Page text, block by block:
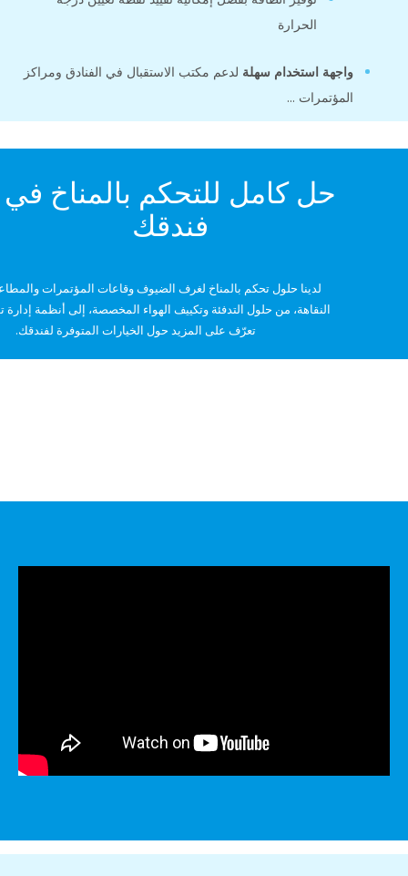
استخدام سهلةلدعم مكتب الاستقبال في الفنادق ومراكز
حل كامل للتحكم بالمناخ في
فندقك
لدينا حلول تحكم بالمناخ لغرف الضيوف وقاعات المؤتمرات والمطاعم ومرافق
النقاهة، من حلول التدفئة وتكييف الهواء المخصصة، إلى أنظمة إدارة توفير الطاقة.
تعرّف على المزيد حول الخيارات المتوفرة لفندقك.